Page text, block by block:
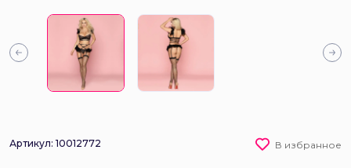
Артикул: 10012772 В избранное